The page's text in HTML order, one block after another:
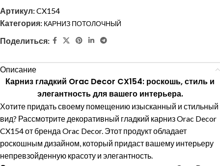
Артикул:CX154
Категория: КАРНИЗ ПОТОЛОЧНЫЙ
Поделиться:
Описание
Карниз гладкий Orac Decor CX154: роскошь, стиль и
элегантность для вашего интерьера.
Хотите придать своему помещению изысканный и стильный
вид? Рассмотрите декоративный гладкий карниз Orac Decor
CX154 от бренда Orac Decor. Этот продукт обладает
роскошным дизайном, который придаст вашему интерьеру
непревзойденную красоту и элегантность.